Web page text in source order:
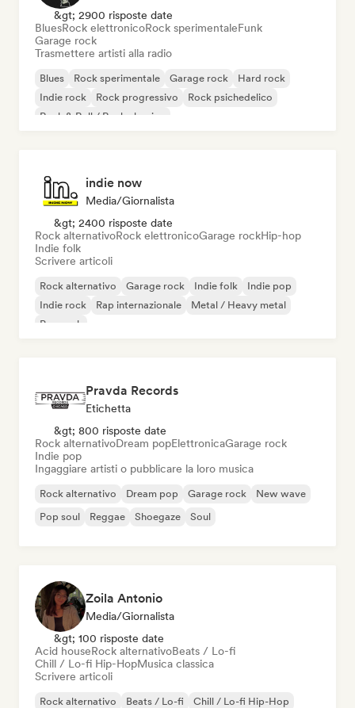
&gt; 2900 risposte date
BluesRock elettronicoRock sperimentaleFunk
Garage rock
Trasmettere artisti alla radio
Blues Rock sperimentale Garage rock
Hard rock
Indie rock
Rock progressivo
Rock psichedelico
Rock & Roll / Rock classico
indie now
Media/Giornalista
&gt; 2400 risposte date
Rock alternativoRock elettronicoGarage rockHip-hop
Indie folk
Scrivere articoli
Rock alternativo Garage rock Indie folk
Indie pop
Indie rock
Rap internazionale
Metal / Heavy metal
Pop rock
Pravda Records
Etichetta
&gt; 800 risposte date
Rock alternativoDream popElettronicaGarage rock
Indie pop
Ingaggiare artisti o pubblicare la loro musica
Rock alternativo Dream pop Garage rock
New wave
Pop soul
Reggae Shoegaze Soul
Zoila Antonio
Media/Giornalista
&gt; 100 risposte date
Acid houseRock alternativoBeats / Lo-fi
Chill / Lo-fi Hip-HopMusica classica
Scrivere articoli
Rock alternativo Beats / Lo-fi
Chill / Lo-fi Hip-Hop